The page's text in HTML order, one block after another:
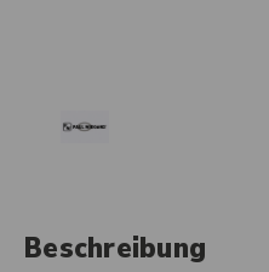
Beschreibung